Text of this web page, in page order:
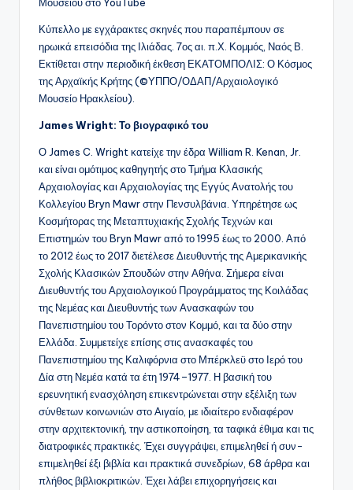
Κύπελλο με εγχάρακτες σκηνές που παραπέμπουν σε
ηρωικά επεισόδια της Ιλιάδας. 7ος αι. π.Χ. Κομμός, Ναός Β.
Εκτίθεται στην περιοδική έκθεση ΕΚΑΤΟΜΠΟΛΙΣ: Ο Κόσμος
της Αρχαϊκής Κρήτης (©ΥΠΠΟ/ΟΔΑΠ/Αρχαιολογικό
Μουσείο Ηρακλείου).
James Wright: Το βιογραφικό του
Ο James C. Wright κατείχε την έδρα William R. Kenan, Jr.
και είναι ομότιμος καθηγητής στο Τμήμα Κλασικής
Αρχαιολογίας και Αρχαιολογίας της Εγγύς Ανατολής του
Κολλεγίου Bryn Mawr στην Πενσυλβάνια. Υπηρέτησε ως
Κοσμήτορας της Μεταπτυχιακής Σχολής Τεχνών και
Επιστημών του Bryn Mawr από το 1995 έως το 2000. Από
το 2012 έως το 2017 διετέλεσε Διευθυντής της Αμερικανικής
Σχολής Κλασικών Σπουδών στην Αθήνα. Σήμερα είναι
Διευθυντής του Αρχαιολογικού Προγράμματος της Κοιλάδας
της Νεμέας και Διευθυντής των Ανασκαφών του
Πανεπιστημίου του Τορόντο στον Κομμό, και τα δύο στην
Ελλάδα. Συμμετείχε επίσης στις ανασκαφές του
Πανεπιστημίου της Καλιφόρνια στο Μπέρκλεϋ στο Ιερό του
Δία στη Νεμέα κατά τα έτη 1974–1977. Η βασική του
ερευνητική ενασχόληση επικεντρώνεται στην εξέλιξη των
σύνθετων κοινωνιών στο Αιγαίο, με ιδιαίτερο ενδιαφέρον
στην αρχιτεκτονική, την αστικοποίηση, τα ταφικά έθιμα και τις
διατροφικές πρακτικές. Έχει συγγράψει, επιμεληθεί ή συν-
επιμεληθεί έξι βιβλία και πρακτικά συνεδρίων, 68 άρθρα και
πλήθος βιβλιοκριτικών. Έχει λάβει επιχορηγήσεις και